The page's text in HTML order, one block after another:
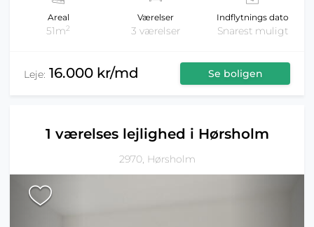
Areal
51m2
Værelser
3 værelser
Indflytnings dato
Snarest muligt
Leje: 16.000 kr/md Se boligen
1 værelses lejlighed i Hørsholm
2970, Hørsholm